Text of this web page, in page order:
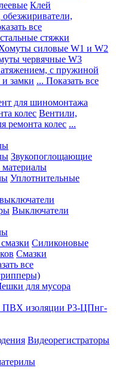
Клей
все
стяжки
силовые W1 и W2
червячные W3
с пружиной
замки ... Показать все
для шиномонтажа
колес Вентили,
ремонта колес ...
Звукопоглощающие
Уплотнительные
Выключатели
Силиконовые
Смазки
все
для мусора
ПВХ изоляции Р3-ЦПнг-
Видеорегистраторы